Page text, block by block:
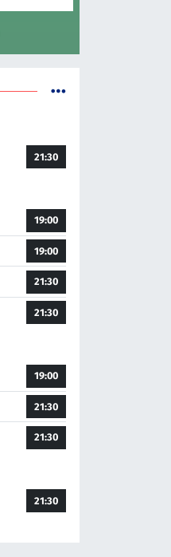
21:30
19:00
19:00
21:30
21:30
19:00
21:30
21:30
21:30